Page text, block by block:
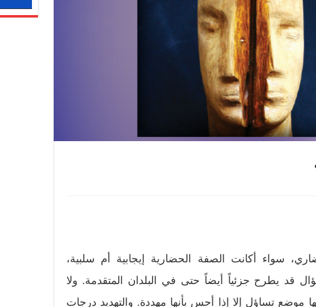
سواء أكانت الصفة الحضارية إيجابية أم سلبية،
قد يطرح جزئياً أيضاً حتى في البلدان المتقدمة. ولا
موضع تساؤل إلا إذا أحس بأنها مهددة. والتهديد درجات